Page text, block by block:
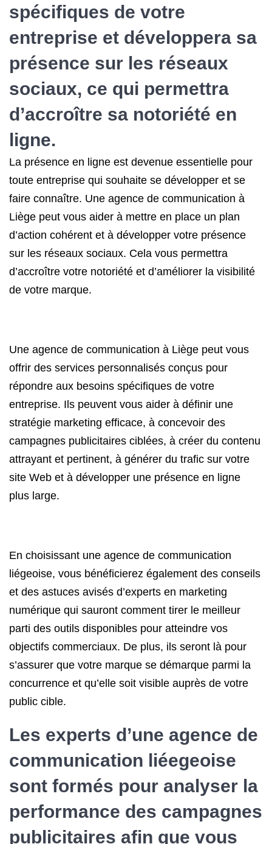
spécifiques de votre
entreprise et développera sa
présence sur les réseaux
sociaux, ce qui permettra
d’accroître sa notoriété en
ligne.
La présence en ligne est devenue essentielle pour
toute entreprise qui souhaite se développer et se
faire connaître. Une agence de communication à
Liège peut vous aider à mettre en place un plan
d’action cohérent et à développer votre présence
sur les réseaux sociaux. Cela vous permettra
d’accroître votre notoriété et d’améliorer la visibilité
de votre marque.
Une agence de communication à Liège peut vous
offrir des services personnalisés conçus pour
répondre aux besoins spécifiques de votre
entreprise. Ils peuvent vous aider à définir une
stratégie marketing efficace, à concevoir des
campagnes publicitaires ciblées, à créer du contenu
attrayant et pertinent, à générer du trafic sur votre
site Web et à développer une présence en ligne
plus large.
En choisissant une agence de communication
liégeoise, vous bénéficierez également des conseils
et des astuces avisés d’experts en marketing
numérique qui sauront comment tirer le meilleur
parti des outils disponibles pour atteindre vos
objectifs commerciaux. De plus, ils seront là pour
s’assurer que votre marque se démarque parmi la
concurrence et qu’elle soit visible auprès de votre
public cible.
Les experts d’une agence de
communication liéegeoise
sont formés pour analyser la
performance des campagnes
publicitaires afin que vous